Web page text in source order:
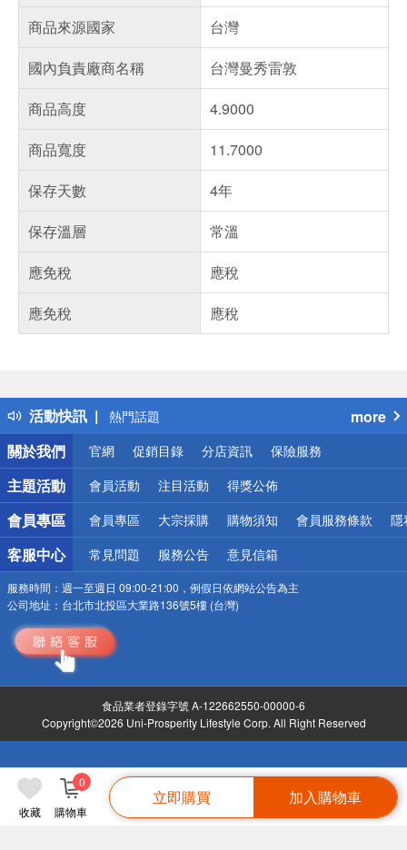
收藏 購物車
0
立即購買 加入購物車
商品來源國家
台灣
國內負責廠商名稱
台灣曼秀雷敦
商品高度
4.9000
商品寬度
11.7000
保存天數
4年
保存溫層
常溫
應免稅
應稅
應免稅
應稅
活動快訊
得獎公告
熱門話題
銀行優惠
偏遠地區配送
詐騙網頁！請小心！
more
關於我們
官網 促銷目錄 分店資訊 保險服務
主題活動 會員活動 注目活動 得獎公佈
會員專區 會員專區 大宗採購 購物須知 會員服務條款 隱
客服中心 常見問題 服務公告 意見信箱
服務時間： 週一至週日 09:00-21:00，例假日依網站公告為主
公司地址： 台北市北投區大業路136號5樓 (台灣)
食品業者登錄字號 A-122662550-00000-6
Copyright©2026 Uni-Prosperity Lifestyle Corp. All Right Reserved